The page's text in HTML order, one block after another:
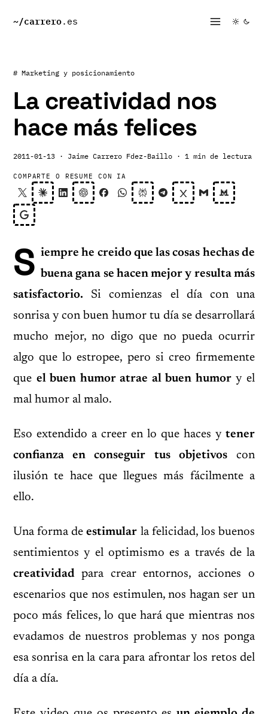
~/carrero.es
# Marketing y posicionamiento
La creatividad nos
hace más felices
2011-01-13 · Jaime Carrero Fdez-Baillo · 1 min de lectura
COMPARTE O RESUME CON IA
S iempre he creido que las cosas hechas de
buena gana se hacen mejor y resulta más
satisfactorio. Si comienzas el día con una
sonrisa y con buen humor tu día se desarrollará
mucho mejor, no digo que no pueda ocurrir
algo que lo estropee, pero si creo firmemente
que el buen humor atrae al buen humory el
mal humor al malo.
Eso extendido a creer en lo que haces y tener
confianza en conseguir tus objetivoscon
ilusión te hace que llegues más fácilmente a
ello.
Una forma deestimular la felicidad, los buenos
sentimientos y el optimismo es a través de la
creatividad para crear entornos, acciones o
escenarios que nos estimulen, nos hagan ser un
poco más felices, lo que hará que mientras nos
evadamos de nuestros problemas y nos ponga
esa sonrisa en la cara para afrontar los retos del
día a día.